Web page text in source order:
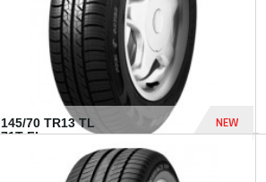
145/70 TR13 TL
71T FI...
NEW